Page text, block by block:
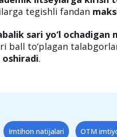
sertifikat–
C darajali sertifikat–
sari yo‘l ochadigan
ball to‘plagan
oshiradi.